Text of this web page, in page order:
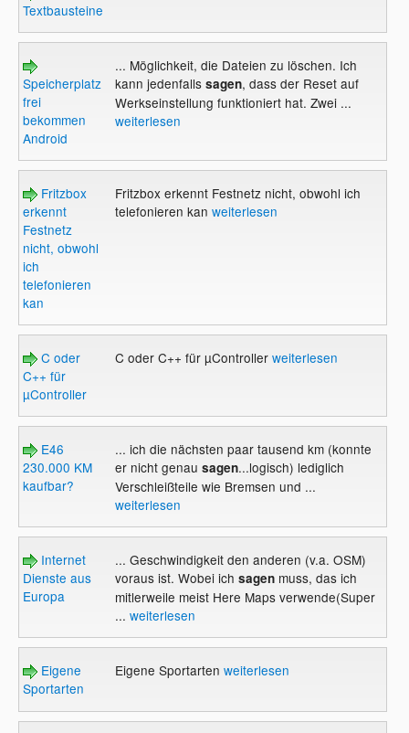
Textbausteine
Speicherplatz
frei
bekommen
Android
... Möglichkeit, die Dateien zu löschen. Ich
kann jedenfallssagen, dass der Reset auf
Werkseinstellung funktioniert hat. Zwei ...
weiterlesen
Fritzbox
erkennt
Festnetz
nicht, obwohl
ich
telefonieren
kan
Fritzbox erkennt Festnetz nicht, obwohl ich
telefonieren kan weiterlesen
C oder
C++ für
µController
C oder C++ für µController weiterlesen
E46
230.000 KM
kaufbar?
... ich die nächsten paar tausend km (konnte
er nicht genau sagen...logisch) lediglich
Verschleißteile wie Bremsen und ...
weiterlesen
Internet
Dienste aus
Europa
... Geschwindigkeit den anderen (v.a. OSM)
voraus ist. Wobei ich sagenmuss, das ich
mitlerweile meist Here Maps verwende(Super
... weiterlesen
Eigene
Sportarten
Eigene Sportarten weiterlesen